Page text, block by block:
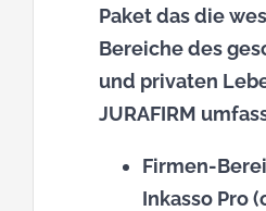
Paket das die
Bereiche des
und privaten
JURAFIRM
Firmen-
Inkasso Pro